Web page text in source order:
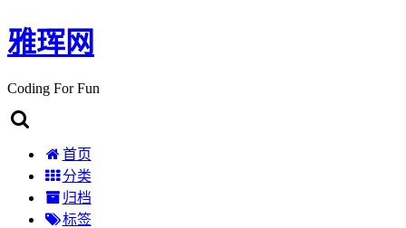
雅珲网
Coding For Fun
首页
分类
归档
标签